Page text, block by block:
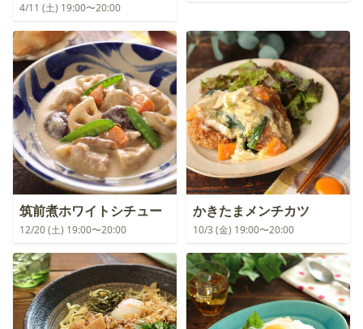
4/11 (土) 19:00〜20:00
筑前煮ホワイトシチュー
12/20 (土) 19:00〜20:00
かきたまメンチカツ
10/3 (金) 19:00〜20:00